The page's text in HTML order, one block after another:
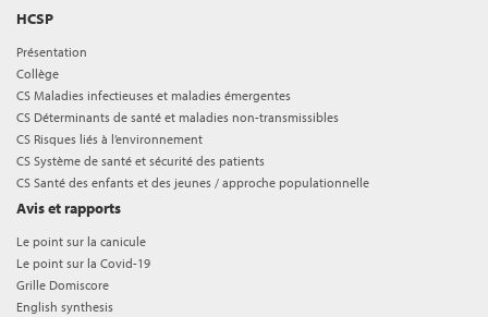
HCSP
Présentation
Collège
CS Maladies infectieuses et maladies émergentes
CS Déterminants de santé et maladies non-transmissibles
CS Risques liés à l’environnement
CS Système de santé et sécurité des patients
CS Santé des enfants et des jeunes / approche populationnelle
Avis et rapports
Le point sur la canicule
Le point sur la Covid-19
Grille Domiscore
English synthesis